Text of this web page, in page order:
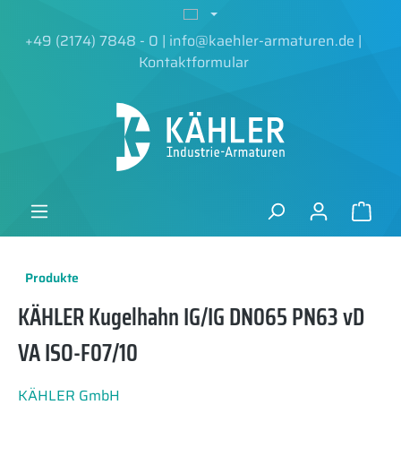
+49 (2174) 7848 - 0 | info@kaehler-armaturen.de |
Kontaktformular
Produkte
KÄHLER Kugelhahn IG/IG DN065 PN63 vD
VA ISO-F07/10
KÄHLER GmbH